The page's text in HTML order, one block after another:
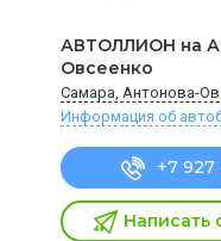
АВТОЛЛИОН на
Овсеенко
Самара, Антонова-
Информация об
+7 927
Написать